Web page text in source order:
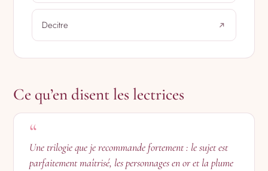
Decitre
Ce qu’en disent les lectrices
“
Une trilogie que je recommande fortement : le sujet est
parfaitement maîtrisé, les personnages en or et la plume